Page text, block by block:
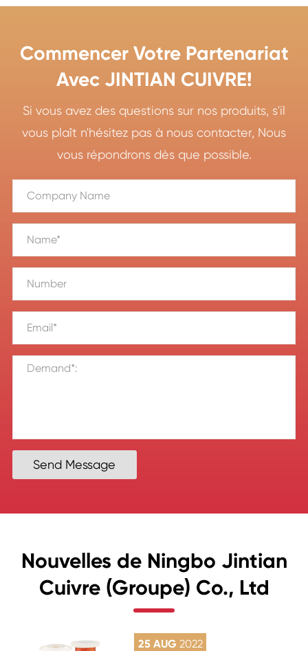
Commencer Votre Partenariat
Avec JINTIAN CUIVRE!
Si vous avez des questions sur nos produits, s'il
vous plaît n'hésitez pas à nous contacter, Nous
vous répondrons dès que possible.
Send Message
Nouvelles de Ningbo Jintian
Cuivre (Groupe) Co., Ltd
25 AUG 2022